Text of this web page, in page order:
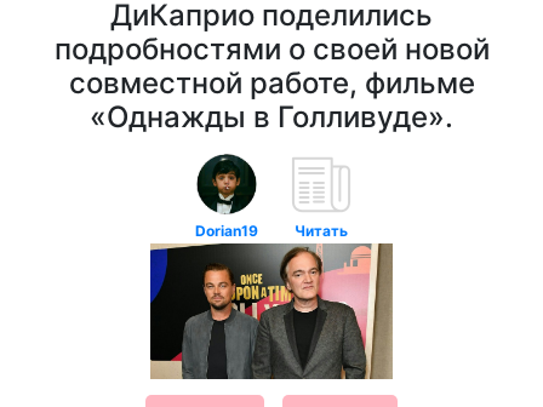
ДиКаприо поделились
подробностями о своей новой
совместной работе, фильме
«Однажды в Голливуде».
Dorian19 Читать